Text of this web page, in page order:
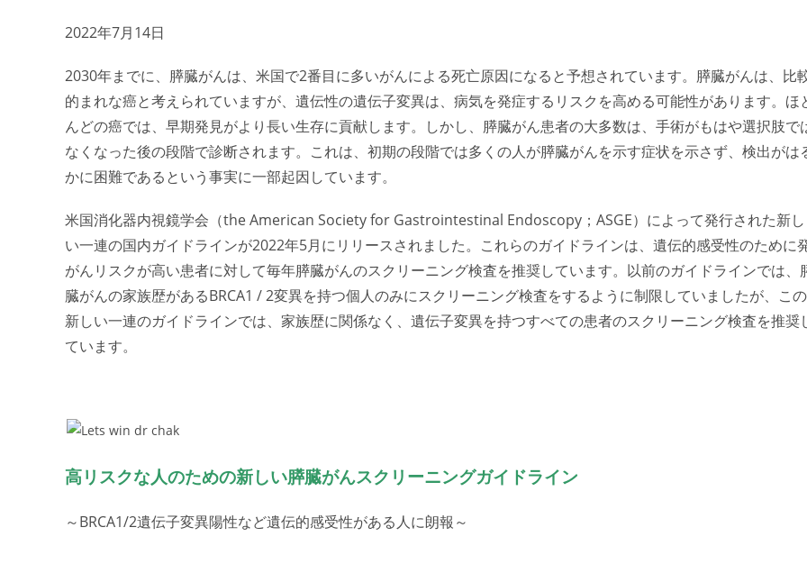
2022年7月14日
2030年までに、膵臓がんは、米国で2番目に多いがんによる死亡原因になると予想されています。膵臓がんは、比
的まれな癌と考えられていますが、遺伝性の遺伝子変異は、病気を発症するリスクを高める可能性があります。ほ
んどの癌では、早期発見がより長い生存に貢献します。しかし、膵臓がん患者の大多数は、手術がもはや選択肢で
なくなった後の段階で診断されます。これは、初期の段階では多くの人が膵臓がんを示す症状を示さず、検出がは
かに困難であるという事実に一部起因しています。
米国消化器内視鏡学会（the American Society for Gastrointestinal Endoscopy；ASGE）によって発行された新し
い一連の国内ガイドラインが2022年5月にリリースされました。これらのガイドラインは、遺伝的感受性のために
がんリスクが高い患者に対して毎年膵臓がんのスクリーニング検査を推奨しています。以前のガイドラインでは、
臓がんの家族歴があるBRCA1 / 2変異を持つ個人のみにスクリーニング検査をするように制限していましたが、この
新しい一連のガイドラインでは、家族歴に関係なく、遺伝子変異を持つすべての患者のスクリーニング検査を推奨
ています。
高リスクな人のための新しい膵臓がんスクリーニングガイドライン
～BRCA1/2遺伝子変異陽性など遺伝的感受性がある人に朗報～